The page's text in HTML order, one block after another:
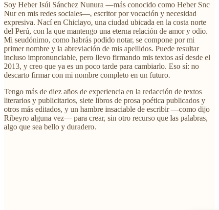
Soy Heber Isúi Sánchez Nunura —más conocido como Heber Snc
Nur en mis redes sociales—, escritor por vocación y necesidad
expresiva. Nací en Chiclayo, una ciudad ubicada en la costa norte
del Perú, con la que mantengo una eterna relación de amor y odio.
Mi seudónimo, como habrás podido notar, se compone por mi
primer nombre y la abreviación de mis apellidos. Puede resultar
incluso impronunciable, pero llevo firmando mis textos así desde el
2013, y creo que ya es un poco tarde para cambiarlo. Eso sí: no
descarto firmar con mi nombre completo en un futuro.
Tengo más de diez años de experiencia en la redacción de textos
literarios y publicitarios, siete libros de prosa poética publicados y
otros más editados, y un hambre insaciable de escribir —como dijo
Ribeyro alguna vez— para crear, sin otro recurso que las palabras,
algo que sea bello y duradero.